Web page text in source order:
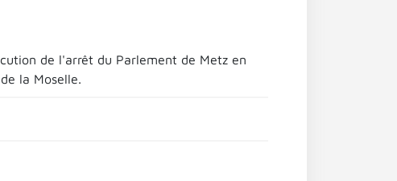
de l'arrêt du Parlement de Metz en
la Moselle.